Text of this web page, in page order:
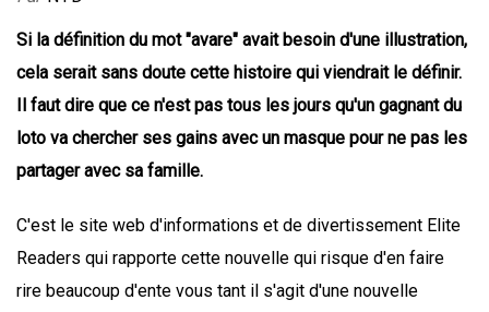
Si la définition du mot "avare" avait besoin d'une illustration,
cela serait sans doute cette histoire qui viendrait le définir.
Il faut dire que ce n'est pas tous les jours qu'un gagnant du
loto va chercher ses gains avec un masque pour ne pas les
partager avec sa famille.
C'est le site web d'informations et de divertissement Elite
Readers qui rapporte cette nouvelle qui risque d'en faire
rire beaucoup d'ente vous tant il s'agit d'une nouvelle